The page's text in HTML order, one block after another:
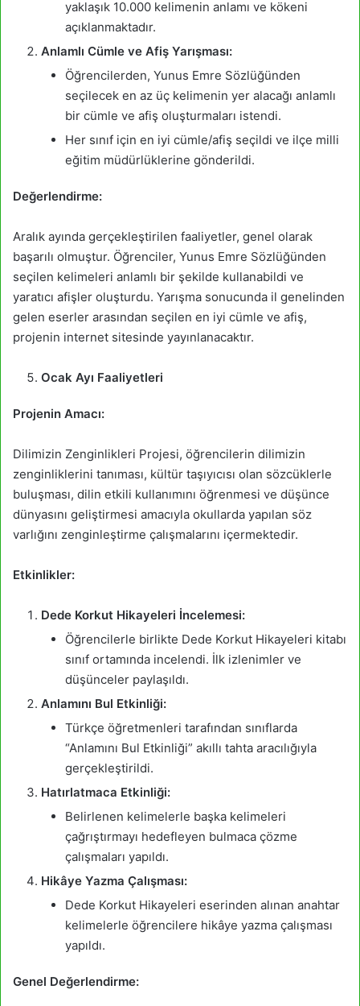
yaklaşık 10.000 kelimenin anlamı ve kökeni
açıklanmaktadır.
Anlamlı Cümle ve Afiş Yarışması:
Öğrencilerden, Yunus Emre Sözlüğünden
seçilecek en az üç kelimenin yer alacağı anlamlı
bir cümle ve afiş oluşturmaları istendi.
Her sınıf için en iyi cümle/afiş seçildi ve ilçe milli
eğitim müdürlüklerine gönderildi.
Değerlendirme:
Aralık ayında gerçekleştirilen faaliyetler, genel olarak
başarılı olmuştur. Öğrenciler, Yunus Emre Sözlüğünden
seçilen kelimeleri anlamlı bir şekilde kullanabildi ve
yaratıcı afişler oluşturdu. Yarışma sonucunda il genelinden
gelen eserler arasından seçilen en iyi cümle ve afiş,
projenin internet sitesinde yayınlanacaktır.
Ocak Ayı Faaliyetleri
Projenin Amacı:
Dilimizin Zenginlikleri Projesi, öğrencilerin dilimizin
zenginliklerini tanıması, kültür taşıyıcısı olan sözcüklerle
buluşması, dilin etkili kullanımını öğrenmesi ve düşünce
dünyasını geliştirmesi amacıyla okullarda yapılan söz
varlığını zenginleştirme çalışmalarını içermektedir.
Etkinlikler:
Dede Korkut Hikayeleri İncelemesi:
Öğrencilerle birlikte Dede Korkut Hikayeleri kitabı
sınıf ortamında incelendi. İlk izlenimler ve
düşünceler paylaşıldı.
Anlamını Bul Etkinliği:
Türkçe öğretmenleri tarafından sınıflarda
“Anlamını Bul Etkinliği” akıllı tahta aracılığıyla
gerçekleştirildi.
Hatırlatmaca Etkinliği:
Belirlenen kelimelerle başka kelimeleri
çağrıştırmayı hedefleyen bulmaca çözme
çalışmaları yapıldı.
Hikâye Yazma Çalışması:
Dede Korkut Hikayeleri eserinden alınan anahtar
kelimelerle öğrencilere hikâye yazma çalışması
yapıldı.
Genel Değerlendirme: